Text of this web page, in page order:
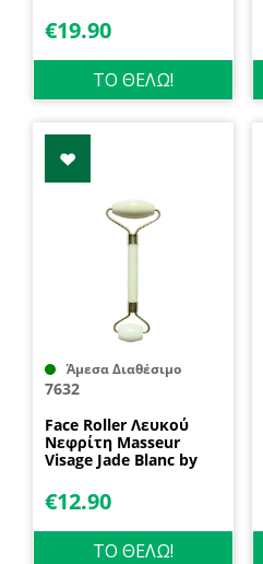
€19.90
ΤΟ ΘΕΛΩ!
Άμεσα Διαθέσιμο
7632
Face Roller Λευκού
Νεφρίτη Masseur
Visage Jade Blanc by
€12.90
ΤΟ ΘΕΛΩ!